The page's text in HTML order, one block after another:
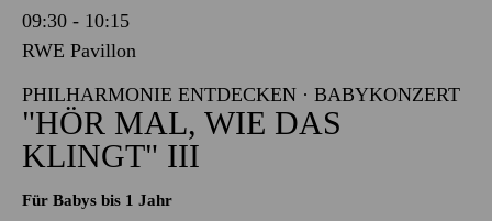
09:30 - 10:15
RWE Pavillon
PHILHARMONIE ENTDECKEN · BABYKONZERT
"HÖR MAL, WIE DAS
KLINGT" III
Für Babys bis 1 Jahr